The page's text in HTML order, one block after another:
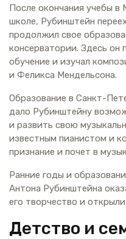
После окончания учебы в
школе, Рубинштейн
продолжил свое
консерватории. Здесь он
обучение и изучал
и Феликса Мендельсона.
Образование в Санкт-
дало Рубинштейну
и развить свою
известным пианистом и
признание и почет в
Ранние годы и
Антона Рубинштейна
его творчество и
Детство и